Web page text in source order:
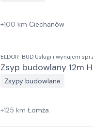
+100 km Ciechanów
ELDOR-BUD Usługi i wynajem
Zsyp budowlany 12m
Zsypy budowlane
+125 km Łomża